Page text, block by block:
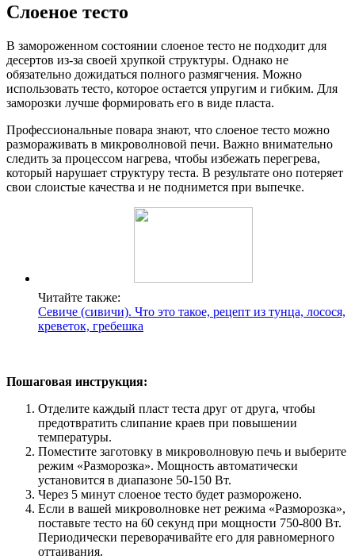
Слоеное тесто
В замороженном состоянии слоеное тесто не подходит для
десертов из-за своей хрупкой структуры. Однако не
обязательно дожидаться полного размягчения. Можно
использовать тесто, которое остается упругим и гибким. Для
заморозки лучше формировать его в виде пласта.
Профессиональные повара знают, что слоеное тесто можно
размораживать в микроволновой печи. Важно внимательно
следить за процессом нагрева, чтобы избежать перегрева,
который нарушает структуру теста. В результате оно потеряет
свои слоистые качества и не поднимется при выпечке.
Читайте также:
Севиче (сивичи). Что это такое, рецепт из тунца, лосося,
креветок, гребешка
Пошаговая инструкция:
Отделите каждый пласт теста друг от друга, чтобы
предотвратить слипание краев при повышении
температуры.
Поместите заготовку в микроволновую печь и выберите
режим «Разморозка». Мощность автоматически
установится в диапазоне 50-150 Вт.
Через 5 минут слоеное тесто будет разморожено.
Если в вашей микроволновке нет режима «Разморозка»,
поставьте тесто на 60 секунд при мощности 750-800 Вт.
Периодически переворачивайте его для равномерного
оттаивания.